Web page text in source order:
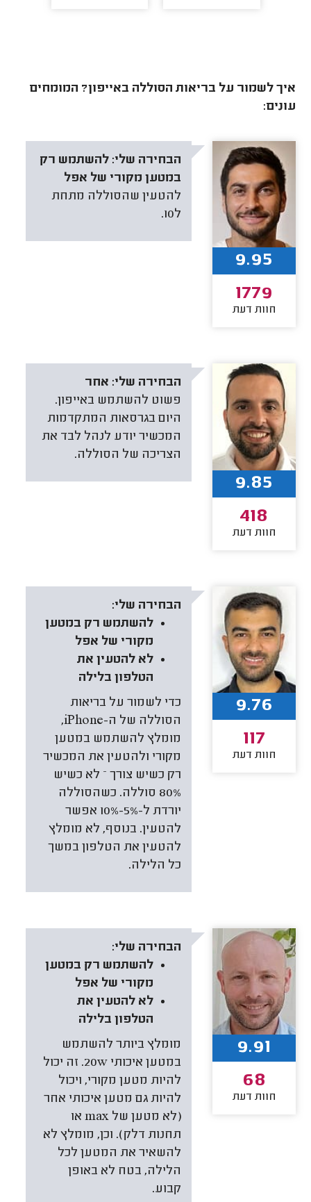
איך לשמור על בריאות הסוללה באייפון? המומחים
עונים:
הבחירה שלי: להשתמש רק
במטען מקורי של אפל
להטעין שהסוללה מתחת
ל10.
9.95
1779
חוות דעת
הבחירה שלי: אחר
פשוט להשתמש באייפון.
היום בגרסאות המתקדמות
המכשיר יודע לנהל לבד את
הצריכה של הסוללה.
9.85
418
חוות דעת
הבחירה שלי:
להשתמש רק במטען
מקורי של אפל
לא להטעין את
הטלפון בלילה
כדי לשמור על בריאות
הסוללה של ה-iPhone,
מומלץ להשתמש במטען
מקורי ולהטעין את המכשיר
רק כשיש צורך – לא כשיש
80% סוללה. כשהסוללה
יורדת ל-5%-10% אפשר
להטעין. בנוסף, לא מומלץ
להטעין את הטלפון במשך
כל הלילה.
9.76
117
חוות דעת
הבחירה שלי:
להשתמש רק במטען
מקורי של אפל
לא להטעין את
הטלפון בלילה
מומלץ ביותר להשתמש
במטען איכותי 20w. זה יכול
להיות מטען מקורי, ויכול
להיות גם מטען איכותי אחר
(לא מטען של max או
תחנות דלק). וכן, מומלץ לא
להשאיר את המטען לכל
הלילה, בטח לא באופן
קבוע.
9.91
68
חוות דעת